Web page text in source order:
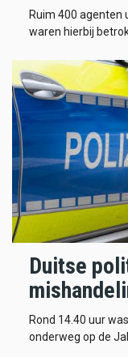
Ruim 400 agenten
waren hierbij
Duitse
Rond 14.40 uur
onderweg op de